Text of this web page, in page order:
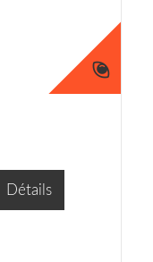
Détails